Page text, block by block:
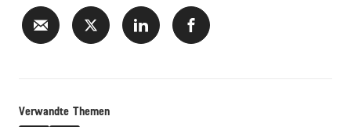
Verwandte Themen